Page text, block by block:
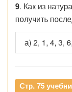
9. Как из
получить
а) 2, 1, 4, 3,
Стр. 75